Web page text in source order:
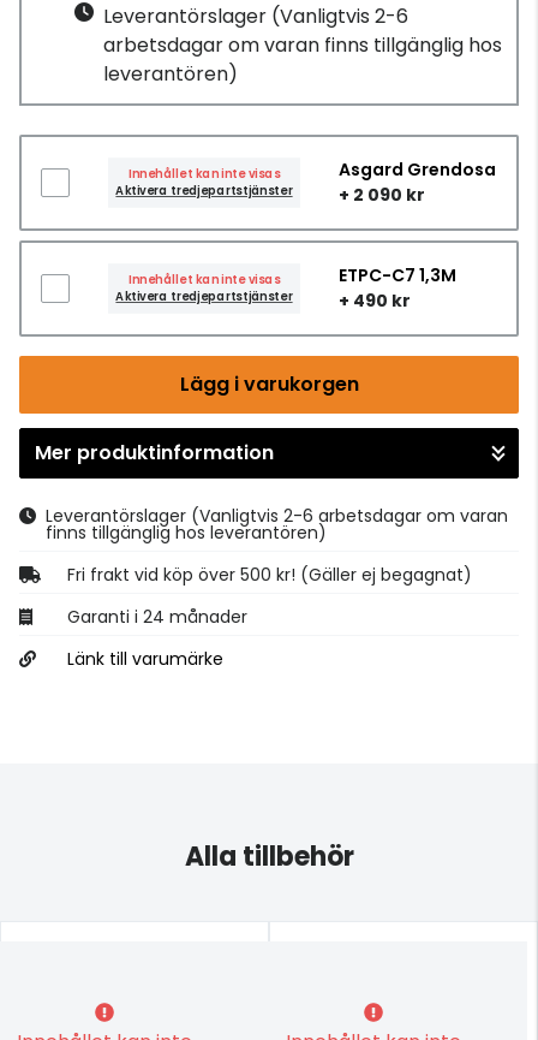
Leverantörslager (Vanligtvis 2-6
arbetsdagar om varan finns tillgänglig hos
leverantören)
Innehållet kan inte visas
Aktivera tredjepartstjänster
Asgard Grendosa
+ 2 090 kr
Innehållet kan inte visas
Aktivera tredjepartstjänster
ETPC-C7 1,3M
+ 490 kr
Lägg i varukorgen
Gå till kassan
Mer produktinformation
Leverantörslager (Vanligtvis 2-6 arbetsdagar om varan
finns tillgänglig hos leverantören)
Fri frakt vid köp över 500 kr! (Gäller ej begagnat)
Garanti i 24 månader
Länk till varumärke
Alla tillbehör